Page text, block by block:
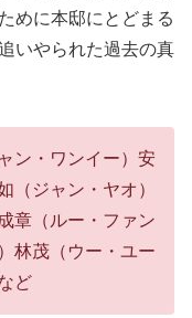
めに本邸にとどまる
いやられた過去の真
ン・ワンイー）安
（ジャン・ヤオ）
章（ルー・ファン
林茂（ウー・ユー
ど